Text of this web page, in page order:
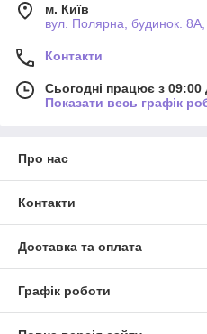
м. Київ
вул. Полярна, будинок. 8А,
Контакти
Сьогодні працює з 09:00
Показати весь графік
Про нас
Контакти
Доставка та оплата
Графік роботи